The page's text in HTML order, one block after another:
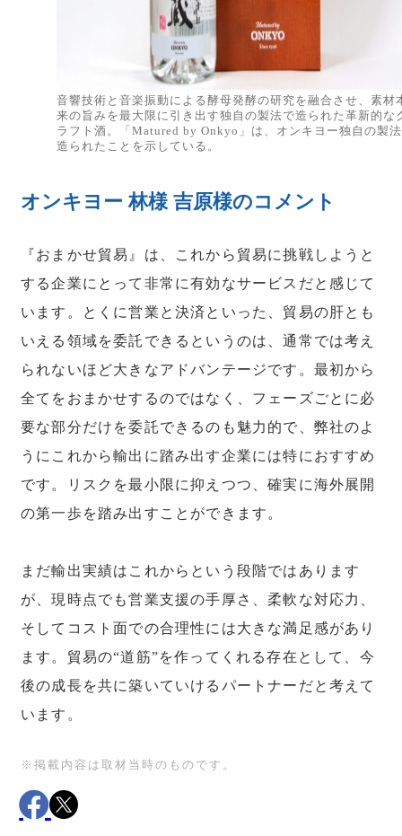
音響技術と音楽振動による酵母発酵の研究を融合させ、素材
来の旨みを最大限に引き出す独自の製法で造られた革新的な
ラフト酒。「Matured by Onkyo」は、オンキヨー独自の製
造られたことを示している。
オンキヨー 林様 吉原様のコメント
『おまかせ貿易』は、これから貿易に挑戦しようと
する企業にとって非常に有効なサービスだと感じて
います。とくに営業と決済といった、貿易の肝とも
いえる領域を委託できるというのは、通常では考え
られないほど大きなアドバンテージです。最初から
全てをおまかせするのではなく、フェーズごとに必
要な部分だけを委託できるのも魅力的で、弊社のよ
うにこれから輸出に踏み出す企業には特におすすめ
です。リスクを最小限に抑えつつ、確実に海外展開
の第一歩を踏み出すことができます。
まだ輸出実績はこれからという段階ではあります
が、現時点でも営業支援の手厚さ、柔軟な対応力、
そしてコスト面での合理性には大きな満足感があり
ます。貿易の“道筋”を作ってくれる存在として、今
後の成長を共に築いていけるパートナーだと考えて
います。
※掲載内容は取材当時のものです。